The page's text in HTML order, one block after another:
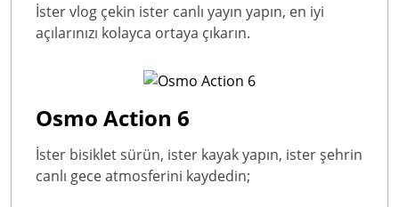
İster vlog çekin ister canlı yayın yapın, en iyi
açılarınızı kolayca ortaya çıkarın.
Osmo Action 6
İster bisiklet sürün, ister kayak yapın, ister şehrin
canlı gece atmosferini kaydedin;